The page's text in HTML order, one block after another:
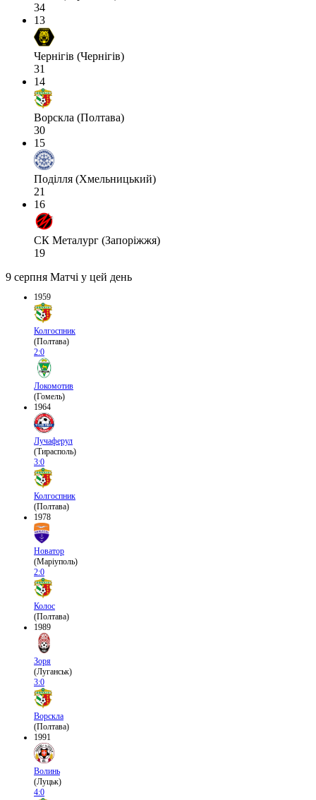
34
13
Чернігів (Чернігів)
31
14
Ворскла (Полтава)
30
15
Поділля (Хмельницький)
21
16
СК Металург (Запоріжжя)
19
9 серпня Матчі у цей день
1959
Колгоспник
(Полтава)
2:0
Локомотив
(Гомель)
1964
Лучаферул
(Тирасполь)
3:0
Колгоспник
(Полтава)
1978
Новатор
(Маріуполь)
2:0
Колос
(Полтава)
1989
Зоря
(Луганськ)
3:0
Ворскла
(Полтава)
1991
Волинь
(Луцьк)
4:0